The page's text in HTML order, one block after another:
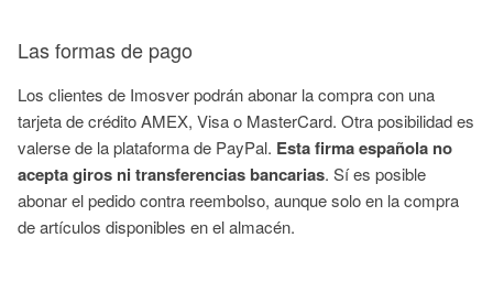
Las formas de pago
Los clientes de Imosver podrán abonar la compra con una
tarjeta de crédito AMEX, Visa o MasterCard. Otra posibilidad es
valerse de la plataforma de PayPal. Esta firma española no
acepta giros ni transferencias bancarias. Sí es posible
abonar el pedido contra reembolso, aunque solo en la compra
de artículos disponibles en el almacén.